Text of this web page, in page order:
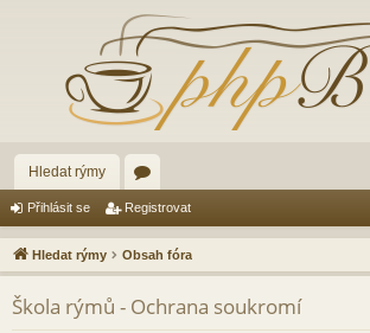
Hledat rýmy
ór
a
Přihlásit se Registrovat
Hledat rýmy Obsah fóra
Škola rýmů - Ochrana soukromí